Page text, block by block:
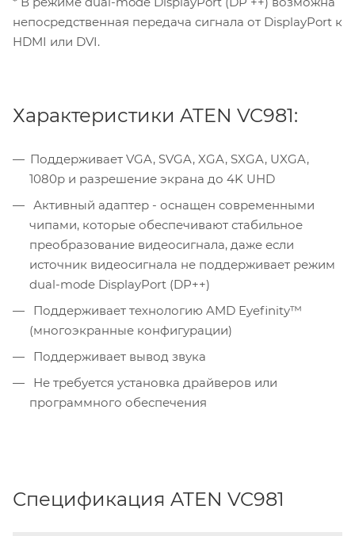
непосредственная передача сигнала от DisplayPort к
HDMI или DVI.
Характеристики ATEN VC981:
Поддерживает VGA, SVGA, XGA, SXGA, UXGA,
1080p и разрешение экрана до 4K UHD
Активный адаптер - оснащен современными
чипами, которые обеспечивают стабильное
преобразование видеосигнала, даже если
источник видеосигнала не поддерживает режим
dual-mode DisplayPort (DP++)
Поддерживает технологию AMD Eyefinity™
(многоэкранные конфигурации)
Поддерживает вывод звука
Не требуется установка драйверов или
программного обеспечения
Спецификация ATEN VC981